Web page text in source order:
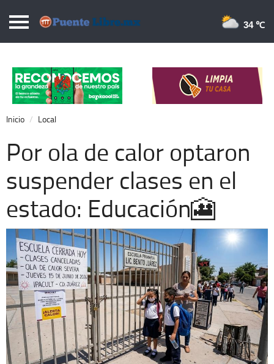
Puentelibre.mx
Local
Nacional
Opinión
Cronos
Economía
Espectáculos
Extra +
34 ℃
Inicio Local
Por ola de calor optaron
suspender clases en el
estado: Educación🎦